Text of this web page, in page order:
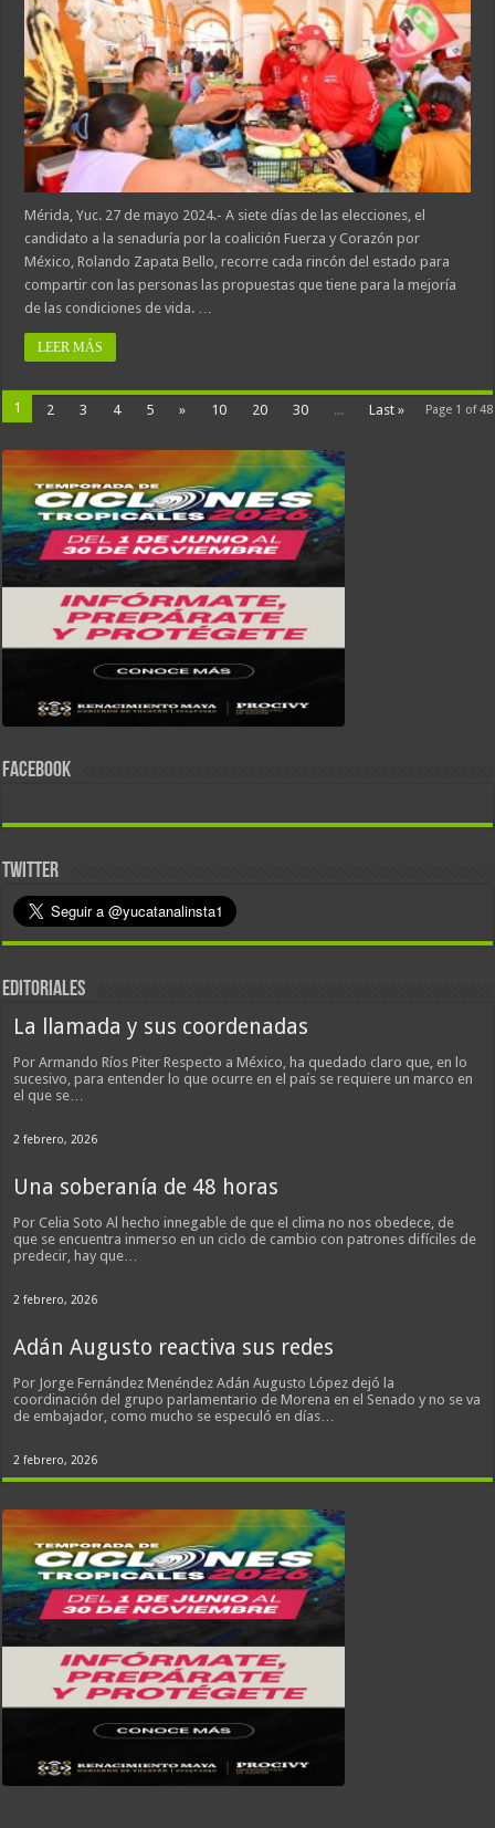
Mérida, Yuc. 27 de mayo 2024.- A siete días de las elecciones, el
candidato a la senaduría por la coalición Fuerza y Corazón por
México, Rolando Zapata Bello, recorre cada rincón del estado para
compartir con las personas las propuestas que tiene para la mejoría
de las condiciones de vida. …
LEER MÁS
Page 1 of 48
1 2 3 4 5 » 10 20 30 ... Last »
FACEBOOK
TWITTER
EDITORIALES
La llamada y sus coordenadas
Por Armando Ríos Piter Respecto a México, ha quedado claro que, en lo
sucesivo, para entender lo que ocurre en el país se requiere un marco en
el que se…
2 febrero, 2026
Una soberanía de 48 horas
Por Celia Soto Al hecho innegable de que el clima no nos obedece, de
que se encuentra inmerso en un ciclo de cambio con patrones difíciles de
predecir, hay que…
2 febrero, 2026
Adán Augusto reactiva sus redes
Por Jorge Fernández Menéndez Adán Augusto López dejó la
coordinación del grupo parlamentario de Morena en el Senado y no se va
de embajador, como mucho se especuló en días…
2 febrero, 2026